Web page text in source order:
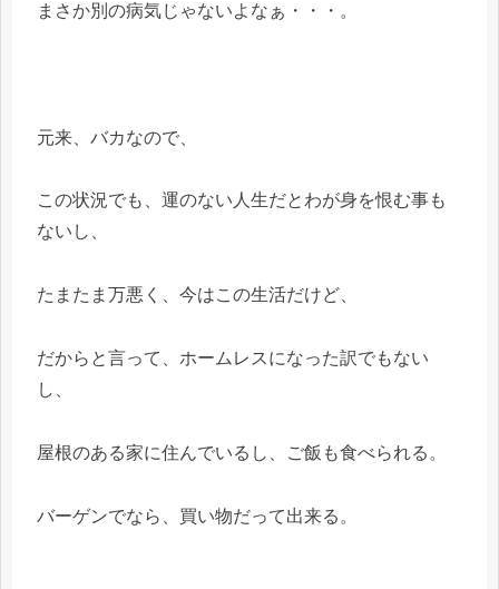
まさか別の病気じゃないよなぁ・・・。
元来、バカなので、
この状況でも、運のない人生だとわが身を恨む事も
ないし、
たまたま万悪く、今はこの生活だけど、
だからと言って、ホームレスになった訳でもない
し、
屋根のある家に住んでいるし、ご飯も食べられる。
バーゲンでなら、買い物だって出来る。